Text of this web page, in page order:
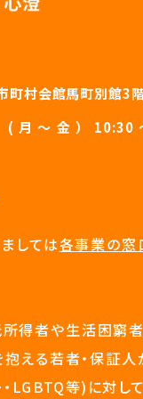
町村会館馬町別館3
月〜金）10:30
しては各事業の窓
得者や生活困窮者
える若者・保証人
LGBTQ等)に対して